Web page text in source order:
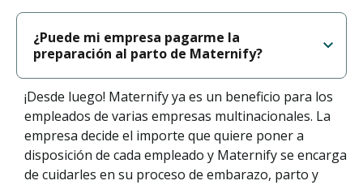
¿Puede mi empresa pagarme la
preparación al parto de Maternify?
¡Desde luego! Maternify ya es un beneficio para los
empleados de varias empresas multinacionales. La
empresa decide el importe que quiere poner a
disposición de cada empleado y Maternify se encarga
de cuidarles en su proceso de embarazo, parto y